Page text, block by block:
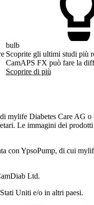
bulb
Scoprite gli ultimi studi più
CamAPS FX può fare la
Scoprire di più
mylife Diabetes Care AG o
Le immagini dei prodotti
con YpsoPump, di cui
Ltd.
Uniti e/o in altri paesi.